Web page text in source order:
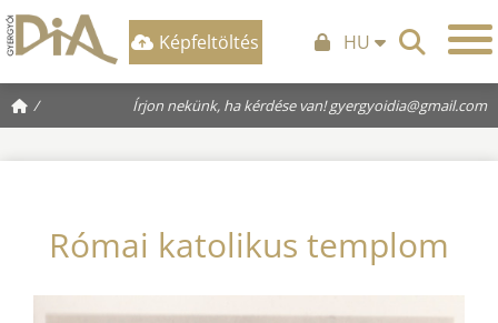
Képfeltöltés HU
/ Írjon nekünk, ha kérdése van!gyergyoidia@gmail.com
Római katolikus templom